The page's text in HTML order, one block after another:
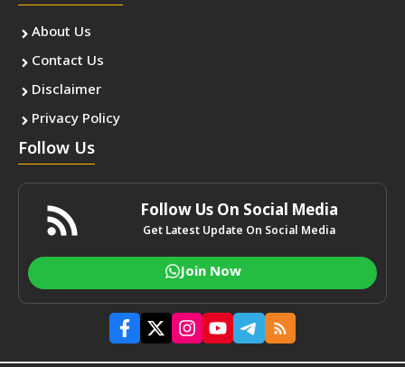
About Us
Contact Us
Disclaimer
Privacy Policy
Follow Us
Follow Us On Social Media
Get Latest Update On Social Media
Join Now